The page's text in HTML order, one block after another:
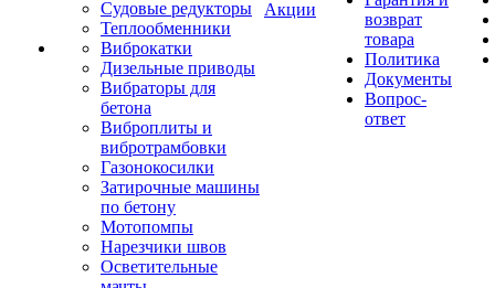
Судовые редукторы
Теплообменники
Виброкатки
Дизельные приводы
Вибраторы для
бетона
Виброплиты и
вибротрамбовки
Газонокосилки
Затирочные машины
по бетону
Мотопомпы
Нарезчики швов
Осветительные
Акции
возврат
товара
Политика
Документы
Вопрос-
ответ